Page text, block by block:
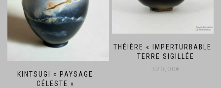
KINTSUGI « PAYSAGE
CÉLESTE »
THÉIÈRE « IMPERTURBABLE »
TERRE SIGILLÉE
320,00€